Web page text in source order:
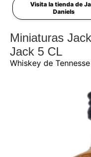
Visita la tienda de
Daniels
Miniaturas
Jack 5 CL
Whiskey de Tennesse